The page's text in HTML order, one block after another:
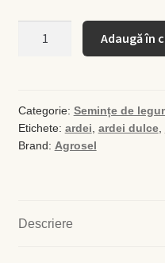
Creson de grădină
Fragă
dulce
Mircea
Adaugă în
Categorie: Semințe de
Etichete: ardei ardei dulce,
Brand: Agrosel
Descriere